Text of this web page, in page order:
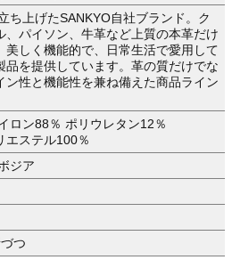
ち上げたSANKYO自社ブランド。ク
、パイソン、牛革など上質の本革だけ
美しく機能的で、日常生活で愛用して
品を提供しています。革の質だけでな
ン性と機能性を兼ね備えた商品ライン
ロン88％ ポリウレタン12％
エステル100％
ジア
つ